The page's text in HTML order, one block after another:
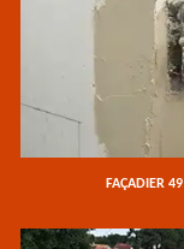
FAÇADIER 49